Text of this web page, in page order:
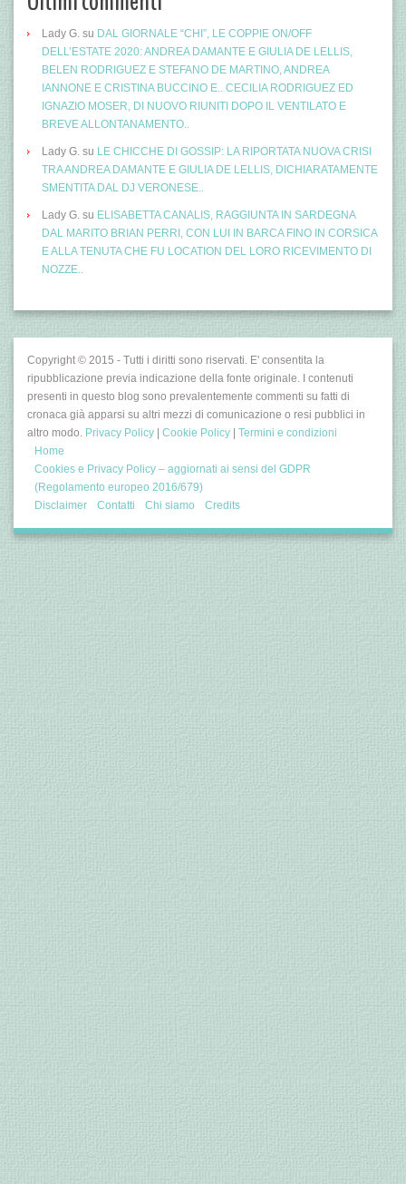
Lady G. su DAL GIORNALE “CHI”, LE COPPIE ON/OFF
DELL’ESTATE 2020: ANDREA DAMANTE E GIULIA DE LELLIS,
BELEN RODRIGUEZ E STEFANO DE MARTINO, ANDREA
IANNONE E CRISTINA BUCCINO E.. CECILIA RODRIGUEZ ED
IGNAZIO MOSER, DI NUOVO RIUNITI DOPO IL VENTILATO E
BREVE ALLONTANAMENTO..
Lady G. su LE CHICCHE DI GOSSIP: LA RIPORTATA NUOVA CRISI
TRA ANDREA DAMANTE E GIULIA DE LELLIS, DICHIARATAMENTE
SMENTITA DAL DJ VERONESE..
Lady G. su ELISABETTA CANALIS, RAGGIUNTA IN SARDEGNA
DAL MARITO BRIAN PERRI, CON LUI IN BARCA FINO IN CORSICA
E ALLA TENUTA CHE FU LOCATION DEL LORO RICEVIMENTO DI
NOZZE..
Copyright © 2015 - Tutti i diritti sono riservati. E' consentita la
ripubblicazione previa indicazione della fonte originale. I contenuti
presenti in questo blog sono prevalentemente commenti su fatti di
cronaca già apparsi su altri mezzi di comunicazione o resi pubblici in
altro modo. Privacy Policy Cookie Policy
Termini e condizioni
Home
Cookies e Privacy Policy – aggiornati ai sensi del GDPR
(Regolamento europeo 2016/679)
Disclaimer
Contatti Chi siamo Credits